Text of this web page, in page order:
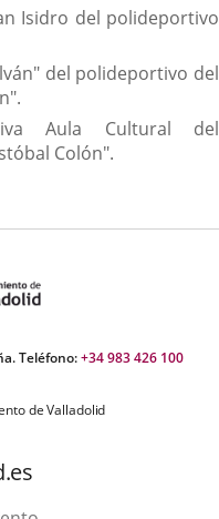
Isidro del polideportivo
del polideportivo del
Aula Cultural del
Colón".
Teléfono:+34 983 426 100
de Valladolid